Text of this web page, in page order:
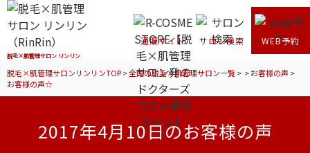
脱毛×肌管理サロン リンリン
通販サイト サロン検索 WEB予約
脱毛×肌管理サロンリンリンTOP>全国の脱毛×肌管理サロン一覧> >お客様の声 >
お客様の声☆
2017年4月10日のお客様の声